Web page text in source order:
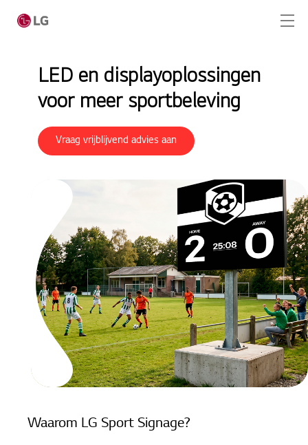
Producten
Corporate
Retail
Health Care
Education
LED en displayoplossingen
voor meer sportbeleving
Vraag vrijblijvend advies aan
Waarom LG Sport Signage?